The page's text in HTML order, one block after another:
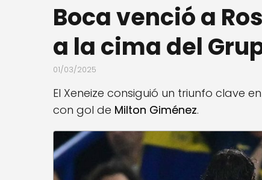
Boca venció a
a la cima del
01/03/2025
El Xeneize consiguió un triunfo clave
con gol de Milton Giménez.